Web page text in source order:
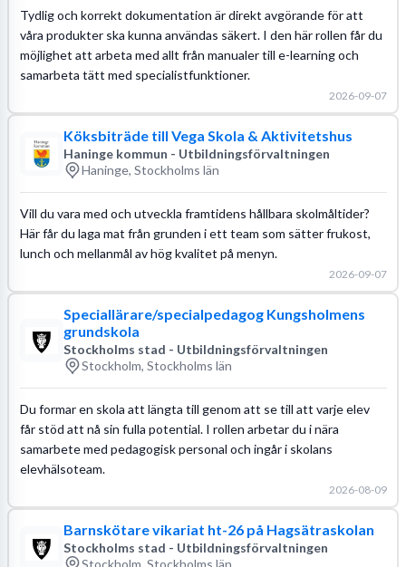
Tydlig och korrekt dokumentation är direkt avgörande för att
våra produkter ska kunna användas säkert. I den här rollen får du
möjlighet att arbeta med allt från manualer till e-learning och
samarbeta tätt med specialistfunktioner.
2026-09-07
Köksbiträde till Vega Skola & Aktivitetshus
Haninge kommun - Utbildningsförvaltningen
Haninge, Stockholms län
Vill du vara med och utveckla framtidens hållbara skolmåltider?
Här får du laga mat från grunden i ett team som sätter frukost,
lunch och mellanmål av hög kvalitet på menyn.
2026-09-07
Speciallärare/specialpedagog Kungsholmens
grundskola
Stockholms stad - Utbildningsförvaltningen
Stockholm, Stockholms län
Du formar en skola att längta till genom att se till att varje elev
får stöd att nå sin fulla potential. I rollen arbetar du i nära
samarbete med pedagogisk personal och ingår i skolans
elevhälsoteam.
2026-08-09
Barnskötare vikariat ht-26 på Hagsätraskolan
Stockholms stad - Utbildningsförvaltningen
Stockholm, Stockholms län